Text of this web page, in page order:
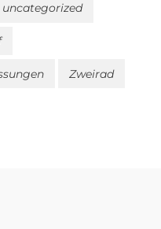
uncategorized
Zweirad